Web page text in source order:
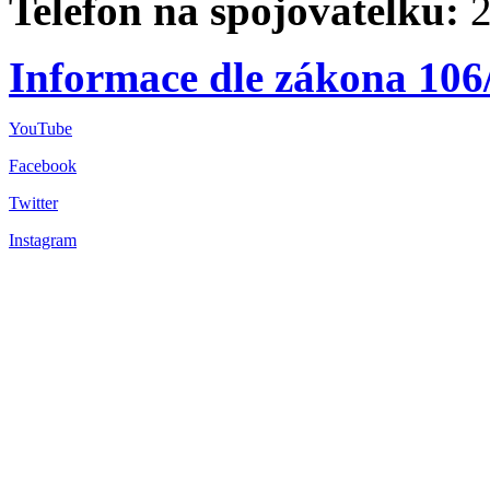
Telefon na spojovatelku:
Informace dle zákona
YouTube
Facebook
Twitter
Instagram